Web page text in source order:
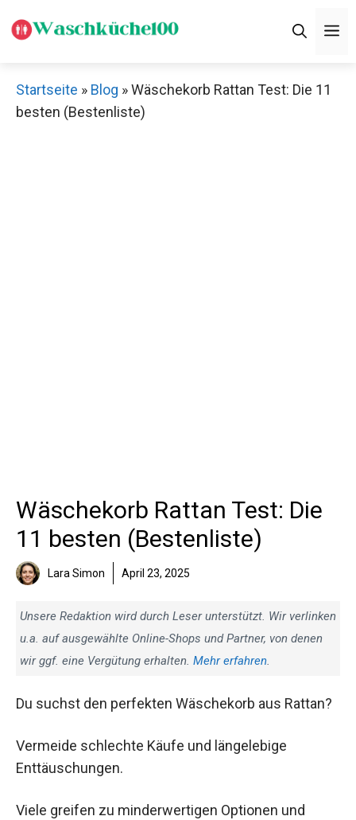
Inhalt
Startseite » Blog »Wäschekorb Rattan Test: Die 11
besten (Bestenliste)
Wäschekorb Rattan Test: Die
11 besten (Bestenliste)
Lara Simon April 23, 2025
Unsere Redaktion wird durch Leser unterstützt. Wir verlinken
u.a. auf ausgewählte Online-Shops und Partner, von denen
wir ggf. eine Vergütung erhalten. Mehr erfahren.
Du suchst den perfekten Wäschekorb aus Rattan?
Vermeide schlechte Käufe und längelebige
Enttäuschungen.
Viele greifen zu minderwertigen Optionen und